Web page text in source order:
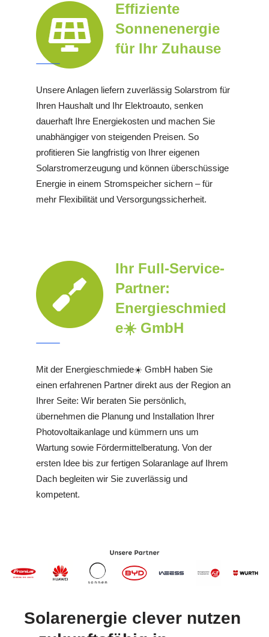
Effiziente
Sonnenenergie
für Ihr Zuhause
Unsere Anlagen liefern zuverlässig Solarstrom für
Ihren Haushalt und Ihr Elektroauto, senken
dauerhaft Ihre Energiekosten und machen Sie
unabhängiger von steigenden Preisen. So
profitieren Sie langfristig von Ihrer eigenen
Solarstromerzeugung und können überschüssige
Energie in einem Stromspeicher sichern – für
mehr Flexibilität und Versorgungssicherheit.
Ihr Full-Service-
Partner:
Energieschmied
e☀️ GmbH
Mit der Energieschmiede☀️ GmbH haben Sie
einen erfahrenen Partner direkt aus der Region an
Ihrer Seite: Wir beraten Sie persönlich,
übernehmen die Planung und Installation Ihrer
Photovoltaikanlage und kümmern uns um
Wartung sowie Fördermittelberatung. Von der
ersten Idee bis zur fertigen Solaranlage auf Ihrem
Dach begleiten wir Sie zuverlässig und
kompetent.
Solarenergie clever nutzen